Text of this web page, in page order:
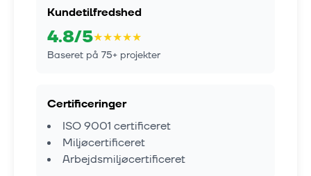
Kundetilfredshed
4.8/5★★★★★
Baseret på 75+ projekter
Certificeringer
ISO 9001 certificeret
Miljøcertificeret
Arbejdsmiljøcertificeret